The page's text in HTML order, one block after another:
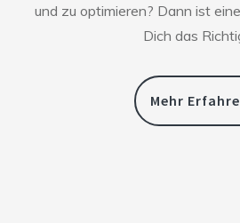
und zu optimieren? Dann ist
Dich das
Mehr